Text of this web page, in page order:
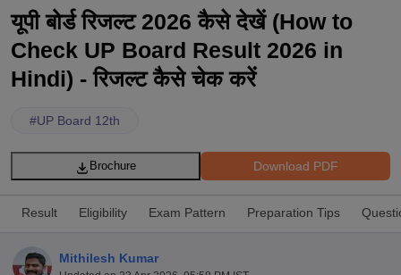
यूपी बोर्ड रिजल्ट 2026 कैसे देखें (How to
Check UP Board Result 2026 in
Hindi) - रिजल्ट कैसे चेक करें
#UP Board 12th
Download PDF
Brochure
Result Eligibility Exam Pattern Preparation Tips
Mithilesh Kumar